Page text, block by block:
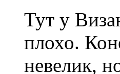
Тут у
плохо.
невелик,